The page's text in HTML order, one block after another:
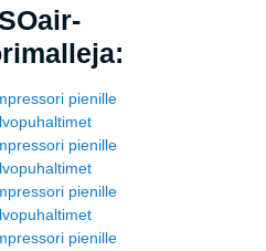
pienille
pienille
pienille
pienille